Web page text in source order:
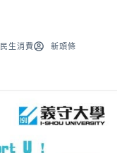
民生消費 新頭條